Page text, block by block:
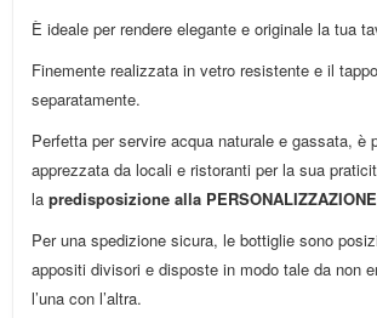
È ideale per rendere elegante e originale la tua
Finemente realizzata in vetro resistente e il
separatamente.
Perfetta per servire acqua naturale e gassata, è
apprezzata da locali e ristoranti per la sua
la predisposizione alla
Per una spedizione sicura, le bottiglie sono
appositi divisori e disposte in modo tale da non
l’una con l’altra.